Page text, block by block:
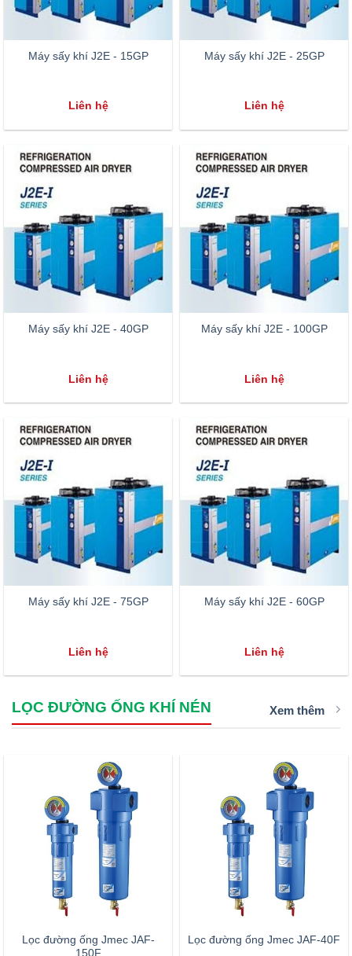
Máy sấy khí J2E - 15GP
Liên hệ
Máy sấy khí J2E - 25GP
Liên hệ
Máy sấy khí J2E - 40GP
Liên hệ
Máy sấy khí J2E - 100GP
Liên hệ
Máy sấy khí J2E - 75GP
Liên hệ
Máy sấy khí J2E - 60GP
Liên hệ
LỌC ĐƯỜNG ỐNG KHÍ NÉN Xem thêm
Lọc đường ống Jmec JAF-
150F
Lọc đường ống Jmec JAF-40F